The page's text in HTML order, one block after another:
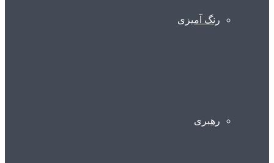
رنگ آمیزی
رهبری